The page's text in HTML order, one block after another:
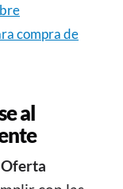
compra de
al
Oferta